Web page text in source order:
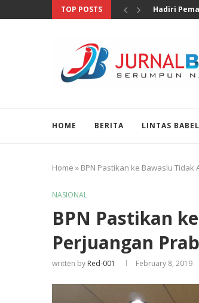
TOP POSTS
HOME BERITA LINTAS BABEL
Home » BPN Pastikan ke Bawaslu
NASIONAL
BPN Pastikan
Perjuangan
written by Red-001 February 8, 2019